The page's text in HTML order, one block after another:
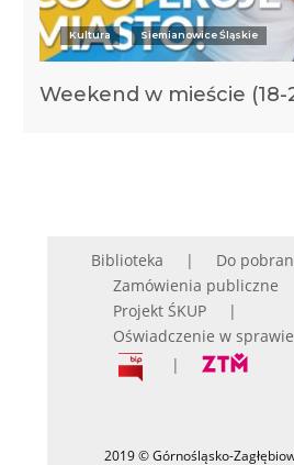
Kultura Siemianowice Śląskie
Weekend w mieście (18-
Biblioteka
Do
Zamówienia publiczne
Projekt ŚKUP
Oświadczenie w
2019 © Górnośląsko-